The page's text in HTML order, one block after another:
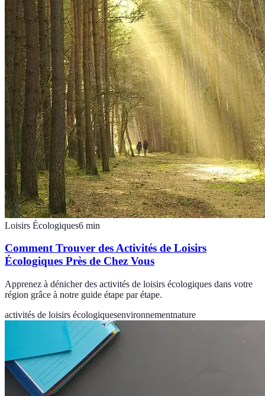
Loisirs Écologiques6 min
Comment Trouver des Activités de Loisirs
Écologiques Près de Chez Vous
Apprenez à dénicher des activités de loisirs écologiques dans votre
région grâce à notre guide étape par étape.
activités de loisirs écologiquesenvironnementnature